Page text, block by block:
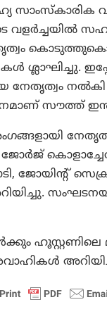
സാംസ്‌കാരിക
ശ്ലാഘിച്ചു.
നൽകി